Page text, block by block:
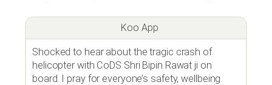
Koo App
Shocked to hear about the tragic crash of
helicopter with CoDS Shri Bipin Rawat ji on
board. I pray for everyone’s safety, wellbeing.